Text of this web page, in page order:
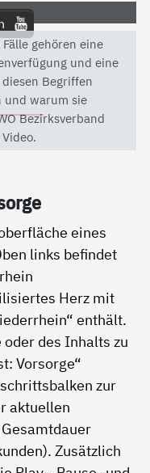
Sie die
YouTube.
gehören eine
und eine
Begriffen
und warum sie
Bezirksverband